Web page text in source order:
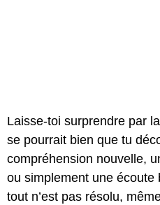
Laisse-toi surprendre par
se pourrait bien que tu
compréhension nouvelle,
ou simplement une écoute
tout n’est pas résolu,